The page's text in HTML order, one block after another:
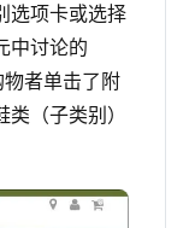
选项卡或选择
中讨论的
者单击了附
（子类别）